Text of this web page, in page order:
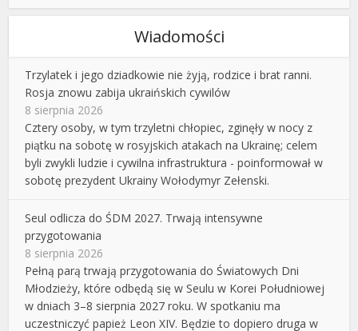
Wiadomości
Trzylatek i jego dziadkowie nie żyją, rodzice i brat ranni.
Rosja znowu zabija ukraińskich cywilów
8 sierpnia 2026
Cztery osoby, w tym trzyletni chłopiec, zginęły w nocy z
piątku na sobotę w rosyjskich atakach na Ukrainę; celem
byli zwykli ludzie i cywilna infrastruktura - poinformował w
sobotę prezydent Ukrainy Wołodymyr Zełenski.
Seul odlicza do ŚDM 2027. Trwają intensywne
przygotowania
8 sierpnia 2026
Pełną parą trwają przygotowania do Światowych Dni
Młodzieży, które odbędą się w Seulu w Korei Południowej
w dniach 3–8 sierpnia 2027 roku. W spotkaniu ma
uczestniczyć papież Leon XIV. Będzie to dopiero druga w